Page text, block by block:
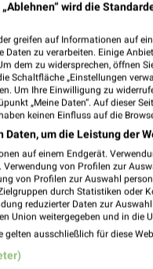
Büren
38
wird die
greifen auf Informationen auf
Daten zu verarbeiten. Einige
dem zu widersprechen, öffnen
Schaltfläche „Einstellungen
Um Ihre Einwilligung zu
„Meine Daten“. Auf dieser
keinen Einfluss auf die
um die Leistung der
auf einem Endgerät.
von Profilen zur
von Profilen zur Auswahl
durch Statistiken oder
reduzierter Daten zur
Union weitergegeben und in die
gelten ausschließlich für diese